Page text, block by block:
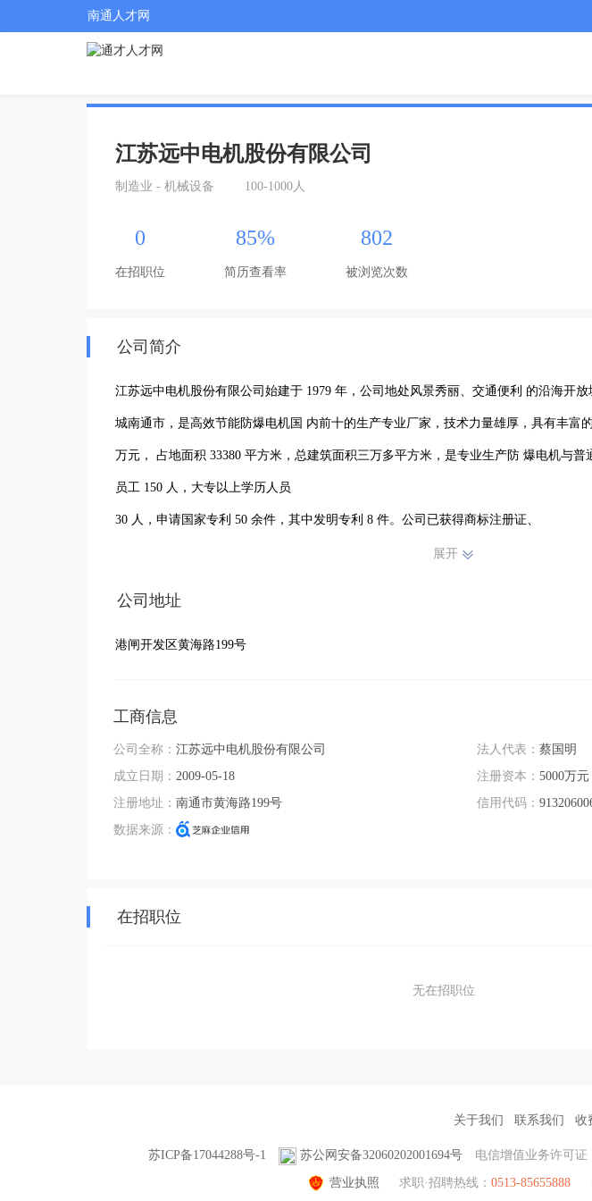
南通人才网
江苏远中电机股份有限公司
制造业 - 机械设备 100-1000人
0
在招职位
85%
简历查看率
802
被浏览次数
公司简介
江苏远中电机股份有限公司始建于 1979 年，公司地处风景秀丽、交通便利 的沿海开
城南通市，是高效节能防爆电机国 内前十的生产专业厂家，技术力量雄厚，具有丰富
万元， 占地面积 33380 平方米，总建筑面积三万多平方米，是专业生产防 爆电机与
员工 150 人，大专以上学历人员
30 人，申请国家专利 50 余件，其中发明专利 8 件。公司已获得商标注册证、
企业 ”等荣誉称号。公司建有市级工程中心，拥有各类专业技术人员 30 人，其  中高级
进的制造工艺，降低电机的铜、铁、杂散以及机械损耗，提高能量转化过程中 的利用
机广泛设计工业的各个领域，其能源使 用效率的提升对于节约电力资源、提高企业经
的意义，是我国完成节能减排目标的重要途径。下游行业提高自身能源利用效率 和生
客户开发出符合其自身特点的专业性、高 效性的电机产品。本公司根据下游客户的特
机、 双速电机等产品，不仅有利于提高客户的用电效率，而且有利于电机制造企业强
并建立了售后技术服务站，专门解决产品使用过程中出现的各种技术问题。3、
展开
公司地址
港闸开发区黄海路199号
工商信息
公司全称： 江苏远中电机股份有限公司
成立日期： 2009-05-18
注册地址： 南通市黄海路199号
数据来源：
法人代表： 蔡国明
注册资本： 5000万元
信用代码：
在招职位
无在招职位
关于我们 联系我们 收
苏ICP备17044288号-1 苏公网安备32060202001694号 电信增值业务许可证
营业执照 求职·招聘热线： 0513-85655888